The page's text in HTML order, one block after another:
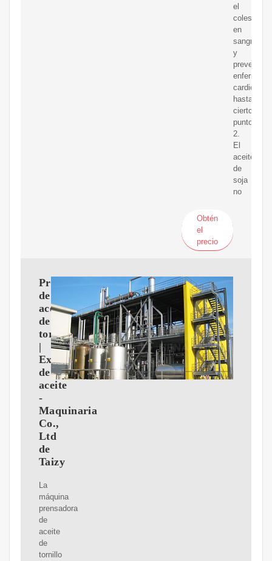
el
colesterol
en
sangre
y
prevenir
hasta
cierto
punto;
2.
El
aceite
de
soja
no
Obtén
el
precio
Prensa
de
aceite
de
tornillo
|
Expulsor
de
aceite
-
Maquinaria
Co.,
Ltd
de
Taizy
La
máquina
prensadora
de
aceite
de
tornillo